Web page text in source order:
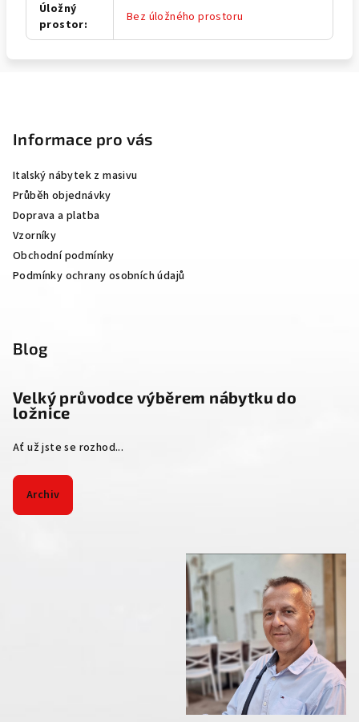
Úložný
prostor: Bez úložného prostoru
Informace pro vás
Italský nábytek z masivu
Průběh objednávky
Doprava a platba
Vzorníky
Obchodní podmínky
Podmínky ochrany osobních údajů
Blog
Velký průvodce výběrem nábytku do
ložnice
Ať už jste se rozhod...
Archiv